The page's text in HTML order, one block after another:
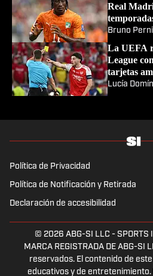
Real
Bruno
La UEFA
League
tarjetas
Lucía
Política de Privacidad
Política de Notificación y Retirada
Declaración de accesibilidad
© 2026 ABG-SI LLC - SPORTS
MARCA REGISTRADA DE ABG-SI
reservados. El contenido de
educativos y de entretenimiento.